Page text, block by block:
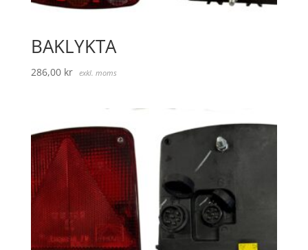
BAKLYKTA
286,00 kr exkl. moms